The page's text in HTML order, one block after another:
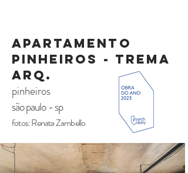
APARTAMENTO
PINHEIROS - TREMA
ARQ.
pinheiros
são paulo - sp
fotos: Renata Zambello